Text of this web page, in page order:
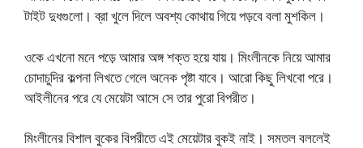
টাইট দুধগুলো। ব্রা খুলে দিলে অবশ্য কোথায় গিয়ে পড়বে বলা মুশকিল।
ওকে এখনো মনে পড়ে আমার অঙ্গ শক্ত হয়ে যায়। মিংলীনকে নিয়ে আমার
চোদাচুদির কল্পনা লিখতে গেলে অনেক পৃষ্টা যাবে। আরো কিছু লিখবো পরে।
আইলীনের পরে যে মেয়েটা আসে সে তার পুরো বিপরীত।
মিংলীনের বিশাল বুকের বিপরীতে এই মেয়েটার বুকই নাই। সমতল বললেই